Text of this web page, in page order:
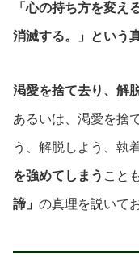
「心の持ち方を変え
消滅する。」という
渇愛を捨て去り、解
あるいは、渇愛を捨
う、解脱しよう、執
を強めてしまう こと
諦」 の真理を説いて